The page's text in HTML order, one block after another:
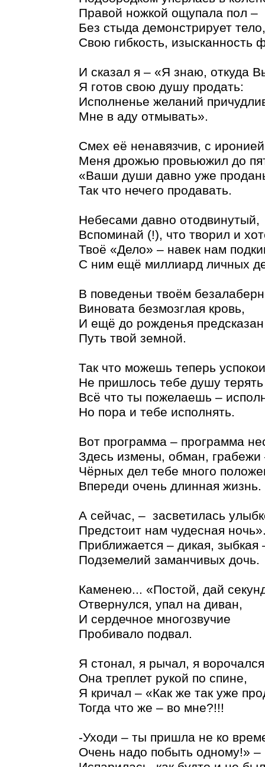
Правой ножкой ощупала пол –
Без стыда демонстрирует тело,
Свою гибкость, изысканность
И сказал я – «Я знаю, откуда
Я готов свою душу продать:
Исполненье желаний
Мне в аду отмывать».
Смех её ненавязчив, с
Меня дрожью провьюжил до
«Ваши души давно уже
Так что нечего продавать.
Небесами давно отодвинутый,
Вспоминай (!), что творил и
Твоё «Дело» – навек нам
С ним ещё миллиард личных
В поведеньи твоём
Виновата безмозглая кровь,
И ещё до рожденья
Путь твой земной.
Так что можешь теперь
Не пришлось тебе душу
Всё что ты пожелаешь –
Но пора и тебе исполнять.
Вот программа – программа
Здесь измены, обман, грабежи
Чёрных дел тебе много
Впереди очень длинная жизнь.
А сейчас, – засветилась
Предстоит нам чудесная
Приближается – дикая, зыбкая
Подземелий заманчивых дочь.
Каменею... «Постой, дай
Отвернулся, упал на диван,
И сердечное многозвучие
Пробивало подвал.
Я стонал, я рычал, я
Она треплет рукой по спине,
Я кричал – «Как же так уже
Тогда что же – во мне?!!!
-Уходи – ты пришла не ко
Очень надо побыть одному!» –